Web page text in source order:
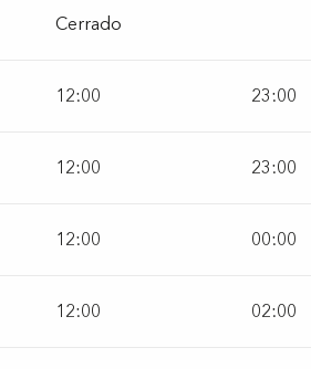
Cerrado
12:00 23:00
12:00 23:00
12:00 00:00
12:00 02:00